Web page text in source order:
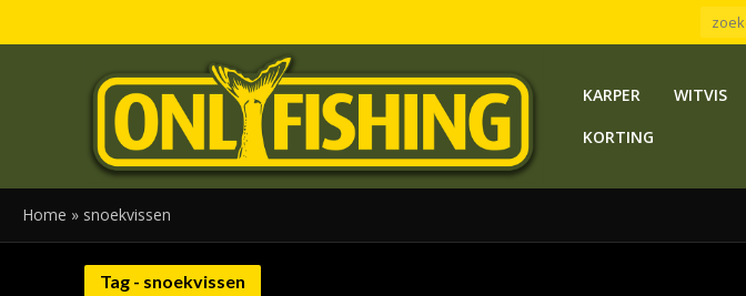
KARPER WITVIS
KORTING
Home » snoekvissen
Tag - snoekvissen